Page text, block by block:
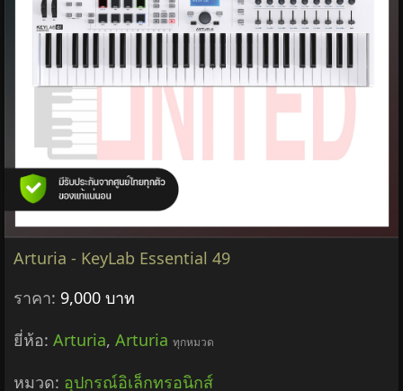
Arturia - KeyLab Essential 49
ราคา: 9,000 บาท
ยี่ห้อ: Arturia, Arturia ทุกหมวด
หมวด: อุปกรณ์อิเล็กทรอนิกส์